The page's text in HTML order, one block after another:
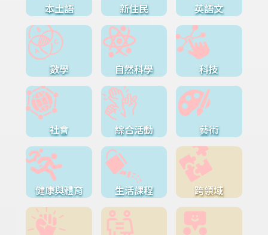
本土語 新住民 英語文
數學 自然科學 科技
社會 綜合活動 藝術
健康與體育 生活課程 跨領域